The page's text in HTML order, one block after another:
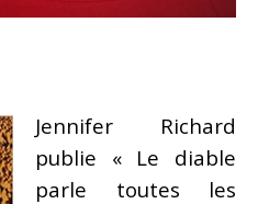
Jennifer Richard
publie « Le diable
parle toutes les